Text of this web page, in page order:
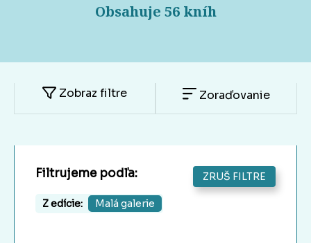
Obsahuje 56 kníh
Zobraz filtre Zoraďovanie
Filtrujeme podľa: ZRUŠ FILTRE
Z edície: Malá galerie